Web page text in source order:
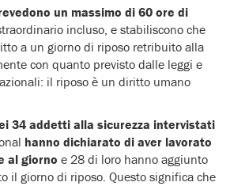
un massimo di 60 ore di
incluso, e stabiliscono che
a un giorno di riposo retribuito alla
con quanto previsto dalle leggi e
il riposo è un diritto umano
34 addetti alla sicurezza intervistati
hanno dichiarato di aver lavorato
al giorno e 28 di loro hanno aggiunto
il giorno di riposo. Questo significa che